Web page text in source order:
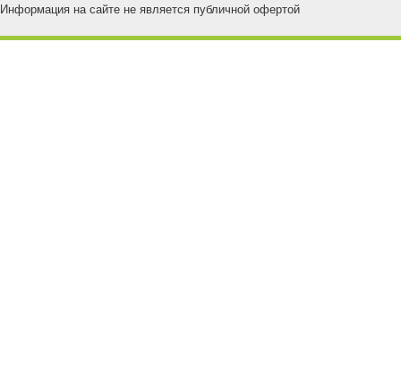
Информация на сайте не является публичной офертой